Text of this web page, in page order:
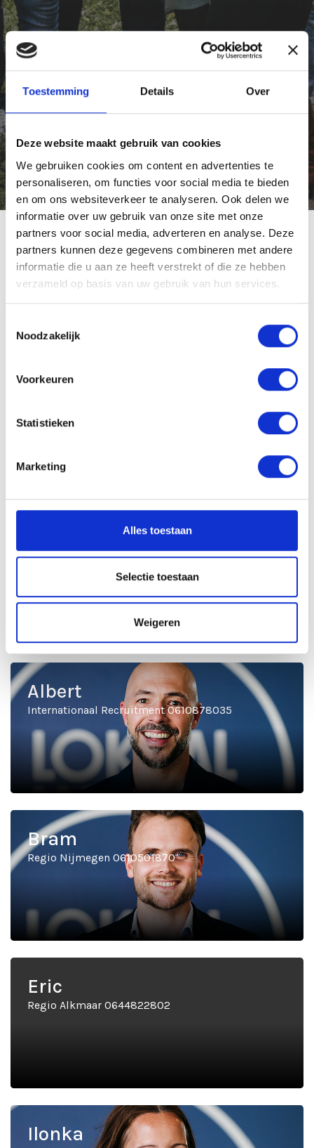
Toestemming Details Over
Deze website maakt gebruik van cookies
We gebruiken cookies om content en advertenties te
personaliseren, om functies voor social media te bieden
en om ons websiteverkeer te analyseren. Ook delen we
informatie over uw gebruik van onze site met onze
partners voor social media, adverteren en analyse. Deze
partners kunnen deze gegevens combineren met andere
informatie die u aan ze heeft verstrekt of die ze hebben
verzameld op basis van uw gebruik van hun services.
Noodzakelijk
Voorkeuren
Statistieken
Marketing
Alles toestaan
Selectie toestaan
Weigeren
ONS TEAM
Albert
Internationaal Recruitment 0610878035
Bram
Regio Nijmegen 0610501870
Eric
Regio Alkmaar 0644822802
Ilonka